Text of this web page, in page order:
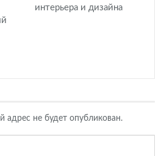
интерьера и дизайна
адрес не будет опубликован.